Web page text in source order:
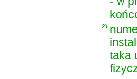
2)
taka